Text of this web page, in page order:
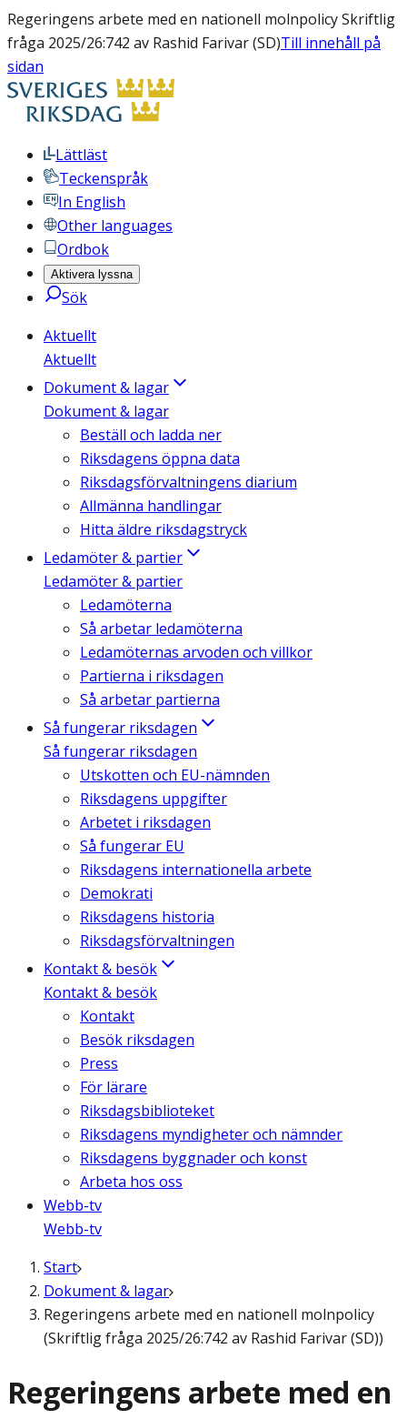
Regeringens arbete med en nationell molnpolicy Skriftlig
fråga 2025/26:742 av Rashid Farivar (SD)Till innehåll på
sidan
Lättläst
Teckenspråk
In English
Other languages
Ordbok
Aktivera lyssna
Sök
Aktuellt
Aktuellt
Dokument & lagar
Dokument & lagar
Beställ och ladda ner
Riksdagens öppna data
Riksdagsförvaltningens diarium
Allmänna handlingar
Hitta äldre riksdagstryck
Ledamöter & partier
Ledamöter & partier
Ledamöterna
Så arbetar ledamöterna
Ledamöternas arvoden och villkor
Partierna i riksdagen
Så arbetar partierna
Så fungerar riksdagen
Så fungerar riksdagen
Utskotten och EU-nämnden
Riksdagens uppgifter
Arbetet i riksdagen
Så fungerar EU
Riksdagens internationella arbete
Demokrati
Riksdagens historia
Riksdagsförvaltningen
Kontakt & besök
Kontakt & besök
Kontakt
Besök riksdagen
Press
För lärare
Riksdagsbiblioteket
Riksdagens myndigheter och nämnder
Riksdagens byggnader och konst
Arbeta hos oss
Webb-tv
Webb-tv
Start
Dokument & lagar
Regeringens arbete med en nationell molnpolicy
(Skriftlig fråga 2025/26:742 av Rashid Farivar (SD))
Regeringens arbete med en